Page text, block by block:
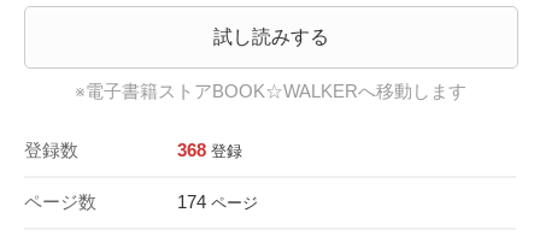
試し読みする
※電子書籍ストアBOOK☆WALKERへ移動します
登録数 368 登録
ページ数 174 ページ